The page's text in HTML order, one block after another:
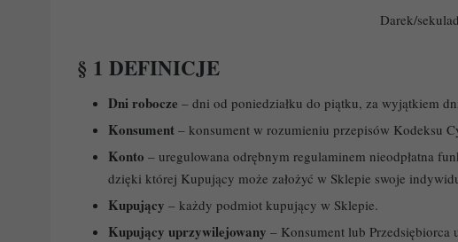
Darek/
§ 1 DEFINICJE
Dni robocze – dni od poniedziałku do piątku, za wyjątkiem
Konsument – konsument w rozumieniu przepisów Kodeksu
Konto – uregulowana odrębnym regulaminem nieodpłatna
dzięki której Kupujący może założyć w Sklepie swoje
Kupujący – każdy podmiot kupujący w Sklepie.
Kupujący uprzywilejowany – Konsument lub Przedsiębiorca